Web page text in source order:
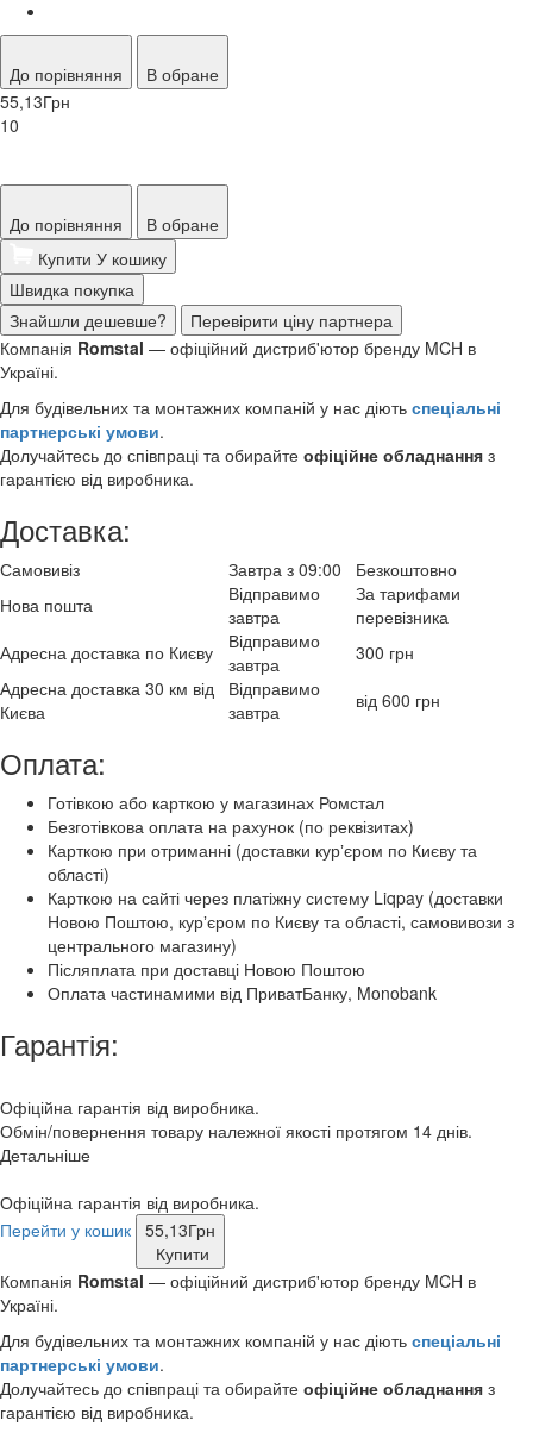
До порівняння
В обране
55,13Грн
10
До порівняння
В обране
Купити У кошику
Швидка покупка
Знайшли дешевше?
Перевірити ціну партнера
Компанія Romstal — офіційний дистриб'ютор бренду MCH в
Україні.
Для будівельних та монтажних компаній у нас діють спеціальні
партнерські умови.
Долучайтесь до співпраці та обирайте офіційне обладнання з
гарантією від виробника.
Доставка:
Самовивіз Завтра з 09:00
Безкоштовно
Нова пошта
Відправимо
завтра
За тарифами
перевізника
Адресна доставка по Києву
Відправимо
завтра
300 грн
Адресна доставка 30 км від
Києва
Відправимо
завтра
від 600 грн
Оплата:
Готівкою або карткою у магазинах Ромстал
Безготівкова оплата на рахунок (по реквізитах)
Карткою при отриманні (доставки курʼєром по Києву та
області)
Карткою на сайті через платіжну систему Liqpay (доставки
Новою Поштою, курʼєром по Києву та області, самовивози з
центрального магазину)
Післяплата при доставці Новою Поштою
Оплата частинамими від ПриватБанку, Monobank
Гарантія:
Офіційна гарантія від виробника.
Обмін/повернення товару належної якості протягом 14 днів.
Детальніше
Офіційна гарантія від виробника.
Перейти у кошик 55,13Грн
Купити
Компанія Romstal — офіційний дистриб'ютор бренду MCH в
Україні.
Для будівельних та монтажних компаній у нас діють спеціальні
партнерські умови.
Долучайтесь до співпраці та обирайте офіційне обладнання з
гарантією від виробника.